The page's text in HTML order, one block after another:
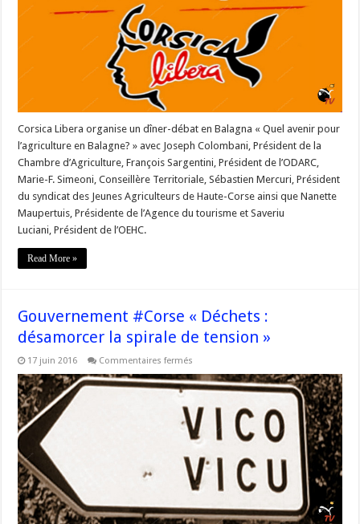
en
Balagne
Corsica Libera organise un dîner-débat en Balagna « Quel avenir pour
l’agriculture en Balagne? » avec Joseph Colombani, Président de la
Chambre d’Agriculture, François Sargentini, Président de l’ODARC,
Marie-F. Simeoni, Conseillère Territoriale, Sébastien Mercuri, Président
du syndicat des Jeunes Agriculteurs de Haute-Corse ainsi que Nanette
Maupertuis, Présidente de l’Agence du tourisme et Saveriu
Luciani, Président de l’OEHC.
Read More »
Gouvernement #Corse « Déchets :
désamorcer la spirale de tension »
17 juin 2016 Commentaires fermés
#Corse
« Déchets
désamorcer
la
spirale
de